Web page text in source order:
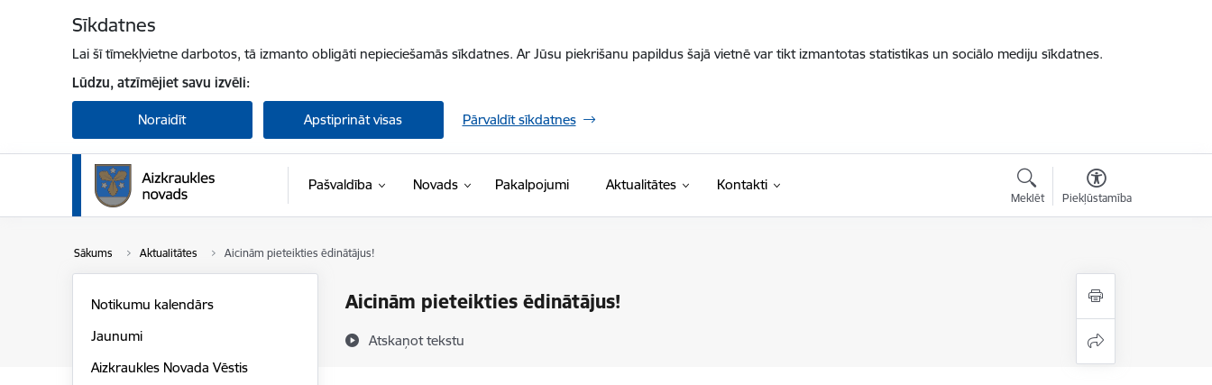
Sīkdatnes
Lai šī tīmekļvietne darbotos, tā izmanto obligāti nepieciešamās sīkdatnes. Ar Jūsu piekrišanu papildus šajā vietnē var tikt izmantotas statistikas un sociālo mediju sīkdatnes.
Lūdzu, atzīmējiet savu izvēli:
Noraidīt Apstiprināt visas Pārvaldīt sīkdatnes
Pašvaldība Novads Pakalpojumi Aktualitātes Kontakti
Meklēt Piekļūstamība
Sākums Aktualitātes Aicinām pieteikties ēdinātājus!
Aicinām pieteikties ēdinātājus!
Atskaņot tekstu
Notikumu kalendārs
Jaunumi
Aizkraukles Novada Vēstis